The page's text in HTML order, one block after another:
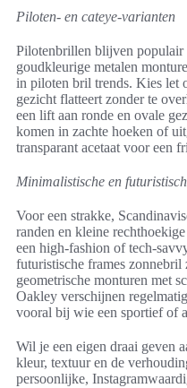
Piloten- en cateye-varianten
Pilotenbrillen blijven
goudkleurige metalen
in piloten bril trends. Kies let
gezicht flatteert zonder te
een lift aan ronde en ovale
komen in zachte hoeken of
transparant acetaat voor een
Minimalistische en
Voor een strakke,
randen en kleine
een high-fashion of tech-
futuristische frames zonnebril
geometrische monturen met
Oakley verschijnen
vooral bij wie een sportief of
Wil je een eigen draai geven
kleur, textuur en de
persoonlijke,